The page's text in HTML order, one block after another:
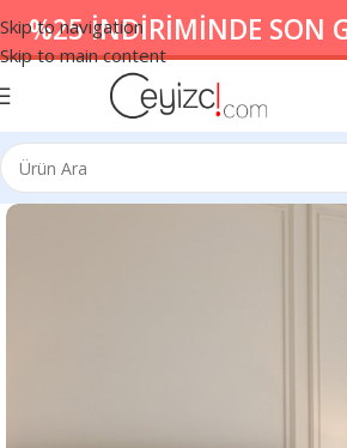
Skip to navigation
Skip to main content
%25 İNDİRİMİNDE SON